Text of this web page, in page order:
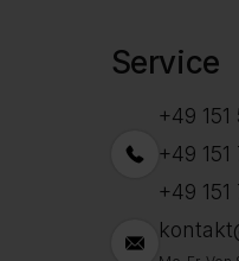
Service
+49
+49
+49